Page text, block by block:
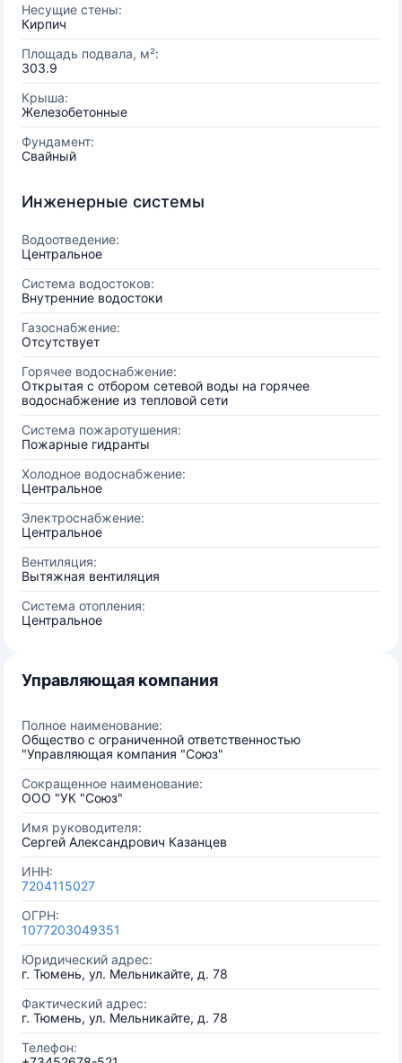
Несущие стены:
Кирпич
Площадь подвала, м²:
303.9
Крыша:
Железобетонные
Фундамент:
Свайный
Инженерные системы
Водоотведение:
Центральное
Система водостоков:
Внутренние водостоки
Газоснабжение:
Отсутствует
Горячее водоснабжение:
Открытая с отбором сетевой воды на горячее
водоснабжение из тепловой сети
Система пожаротушения:
Пожарные гидранты
Холодное водоснабжение:
Центральное
Электроснабжение:
Центральное
Вентиляция:
Вытяжная вентиляция
Система отопления:
Центральное
Управляющая компания
Полное наименование:
Общество с ограниченной ответственностью
"Управляющая компания "Союз"
Сокращенное наименование:
ООО "УК "Союз"
Имя руководителя:
Сергей Александрович Казанцев
ИНН:
7204115027
ОГРН:
1077203049351
Юридический адрес:
г. Тюмень, ул. Мельникайте, д. 78
Фактический адрес:
г. Тюмень, ул. Мельникайте, д. 78
Телефон: